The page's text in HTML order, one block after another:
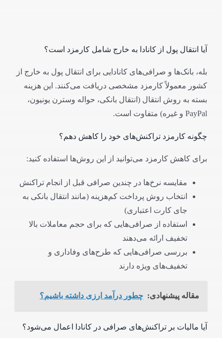
آیا انتقال پول از کانادا به خارج شامل کارمزد است؟
بله، بانک‌ها و صرافی‌های کانادایی برای انتقال پول به خارج از
کشور معمولاً کارمزد مشخصی دریافت می‌کنند. این هزینه
بسته به روش انتقال (انتقال بانکی، حواله وسترن یونیون،
PayPal و غیره) متفاوت است.
چگونه کارمزد تراکنش‌های خود را کاهش دهم؟
برای کاهش کارمزد می‌توانید از این روش‌ها استفاده کنید:
مقایسه نرخ‌ها در چندین صرافی قبل از انجام تراکنش
انتخاب روش پرداخت کم‌هزینه (مانند انتقال بانکی به
جای کارت اعتباری)
استفاده از صرافی‌هایی که برای حجم معاملات بالا
تخفیف ارائه می‌دهند
بررسی صرافی‌هایی که طرح‌های وفاداری و
تخفیف‌های ویژه دارند
مقاله پیشنهادی: چطور درآمد ارزی داشته باشیم؟
آیا مالیات بر تراکنش‌های صرافی در کانادا اعمال می‌شود؟